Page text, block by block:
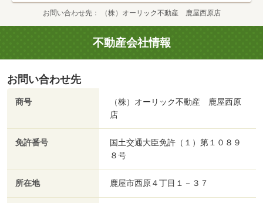
お問い合わせ先 （株）オーリック不動産 鹿屋西原店
不動産会社情報
お問い合わせ先
商号
（株）オーリック不動産 鹿屋西原
店
免許番号
国土交通大臣免許（１）第１０８９
８号
所在地 鹿屋市西原４丁目１－３７